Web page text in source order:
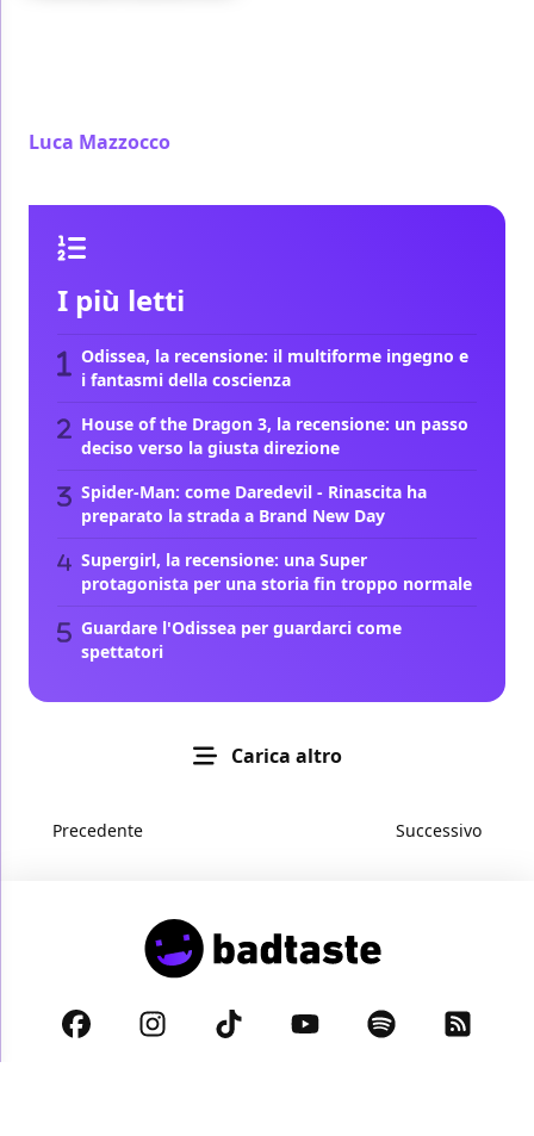
Luca Mazzocco
I più letti
Odissea, la recensione: il multiforme ingegno e
i fantasmi della coscienza
House of the Dragon 3, la recensione: un passo
deciso verso la giusta direzione
Spider-Man: come Daredevil - Rinascita ha
preparato la strada a Brand New Day
Supergirl, la recensione: una Super
protagonista per una storia fin troppo normale
Guardare l'Odissea per guardarci come
spettatori
Carica altro
Precedente Successivo